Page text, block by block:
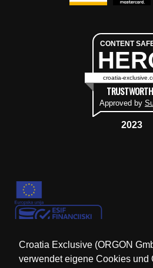
Croatia Exclusive (ORGON
verwendet eigene Cookies und
CONTENT
croatia-
Approved by
2023